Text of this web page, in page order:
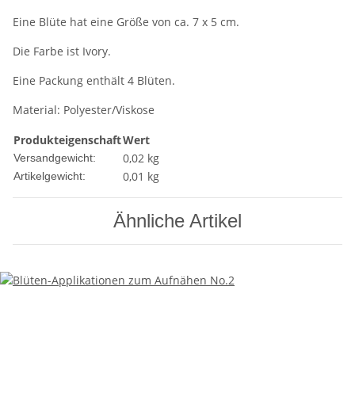
Eine Blüte hat eine Größe von ca. 7 x 5 cm.
Die Farbe ist Ivory.
Eine Packung enthält 4 Blüten.
Material: Polyester/Viskose
ProdukteigenschaftWert
Versandgewicht: 0,02 kg
Artikelgewicht: 0,01 kg
Ähnliche Artikel